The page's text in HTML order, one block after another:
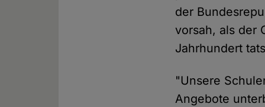
der
vorsah, als der
Jahrhundert
"Unsere
Angebote